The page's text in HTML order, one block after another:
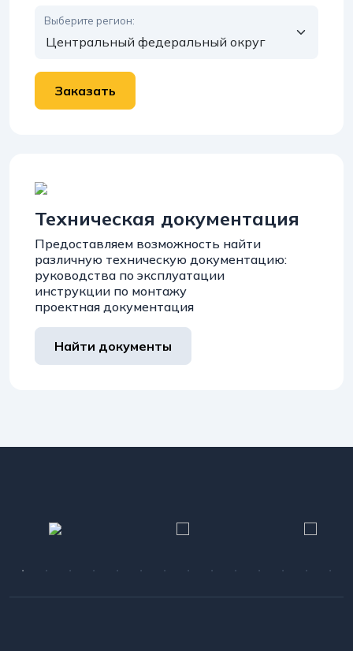
Выберите регион:
Техническая документация
Предоставляем возможность найти
различную техническую документацию:
руководства по эксплуатации
инструкции по монтажу
проектная документация
Найти документы